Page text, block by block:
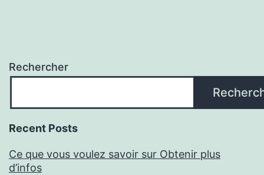
Rechercher
Recent Posts
Ce que vous voulez savoir sur Obtenir plus
d’infos